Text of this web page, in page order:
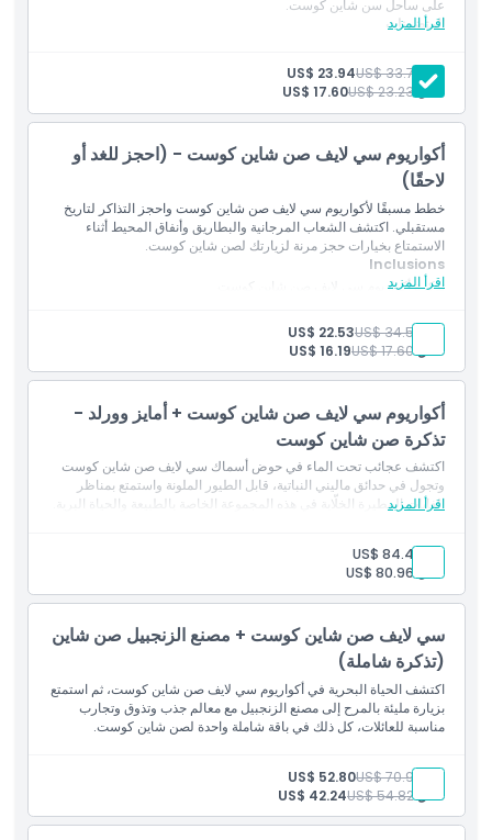
ساعات العمل
ما يجب معرفته
الموقع
سياسة الإلغاء
على ساحل سن شاين كوست.
اقرأ المزيد
المتضمنات
متاحة للزيارة في نفس اليوم.
بالغ: US$ 33.79
US$ 23.94
طفل: US$ 23.23
US$ 17.60
أكواريوم سي لايف صن شاين كوست - (احجز للغد أو
لاحقًا)
خطط مسبقًا لأكواريوم سي لايف صن شاين كوست واحجز التذاكر لتاريخ
مستقبلي. اكتشف الشعاب المرجانية والبطاريق وأنفاق المحيط أثناء
الاستمتاع بخيارات حجز مرنة لزيارتك لصن شاين كوست.
اقرأ المزيد
Inclusions
تذكرة أكواريوم سي لايف صن شاين كوست
بالغ:
US$ 34.50
US$ 22.53
طفل:US$ 17.60
US$ 16.19
أكواريوم سي لايف صن شاين كوست + أمايز وورلد -
تذكرة صن شاين كوست
اكتشف عجائب تحت الماء في حوض أسماك سي لايف صن شاين كوست
وتجول في حدائق ماليني النباتية، قابل الطيور الملونة واستمتع بمناظر
الغابات المطيرة الخلّابة في هذه المجموعة الخاصة بالطبيعة والحياة البرية.
اقرأ المزيد
بالغ:
US$ 84.48
طفل:US$ 80.96
سي لايف صن شاين كوست + مصنع الزنجبيل صن شاين
(تذكرة شاملة)
اكتشف الحياة البحرية في أكواريوم سي لايف صن شاين كوست، ثم استمتع
بزيارة مليئة بالمرح إلى مصنع الزنجبيل مع معالم جذب وتذوق وتجارب
مناسبة للعائلات، كل ذلك في باقة شاملة واحدة لصن شاين كوست.
بالغ: US$ 70.99
US$ 52.80
طفل:US$ 54.82
US$ 42.24